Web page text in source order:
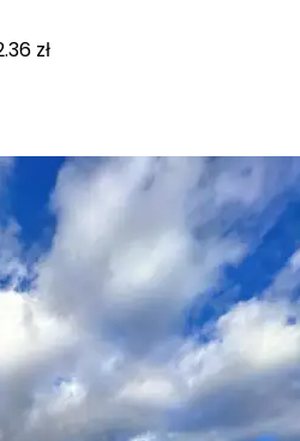
zł